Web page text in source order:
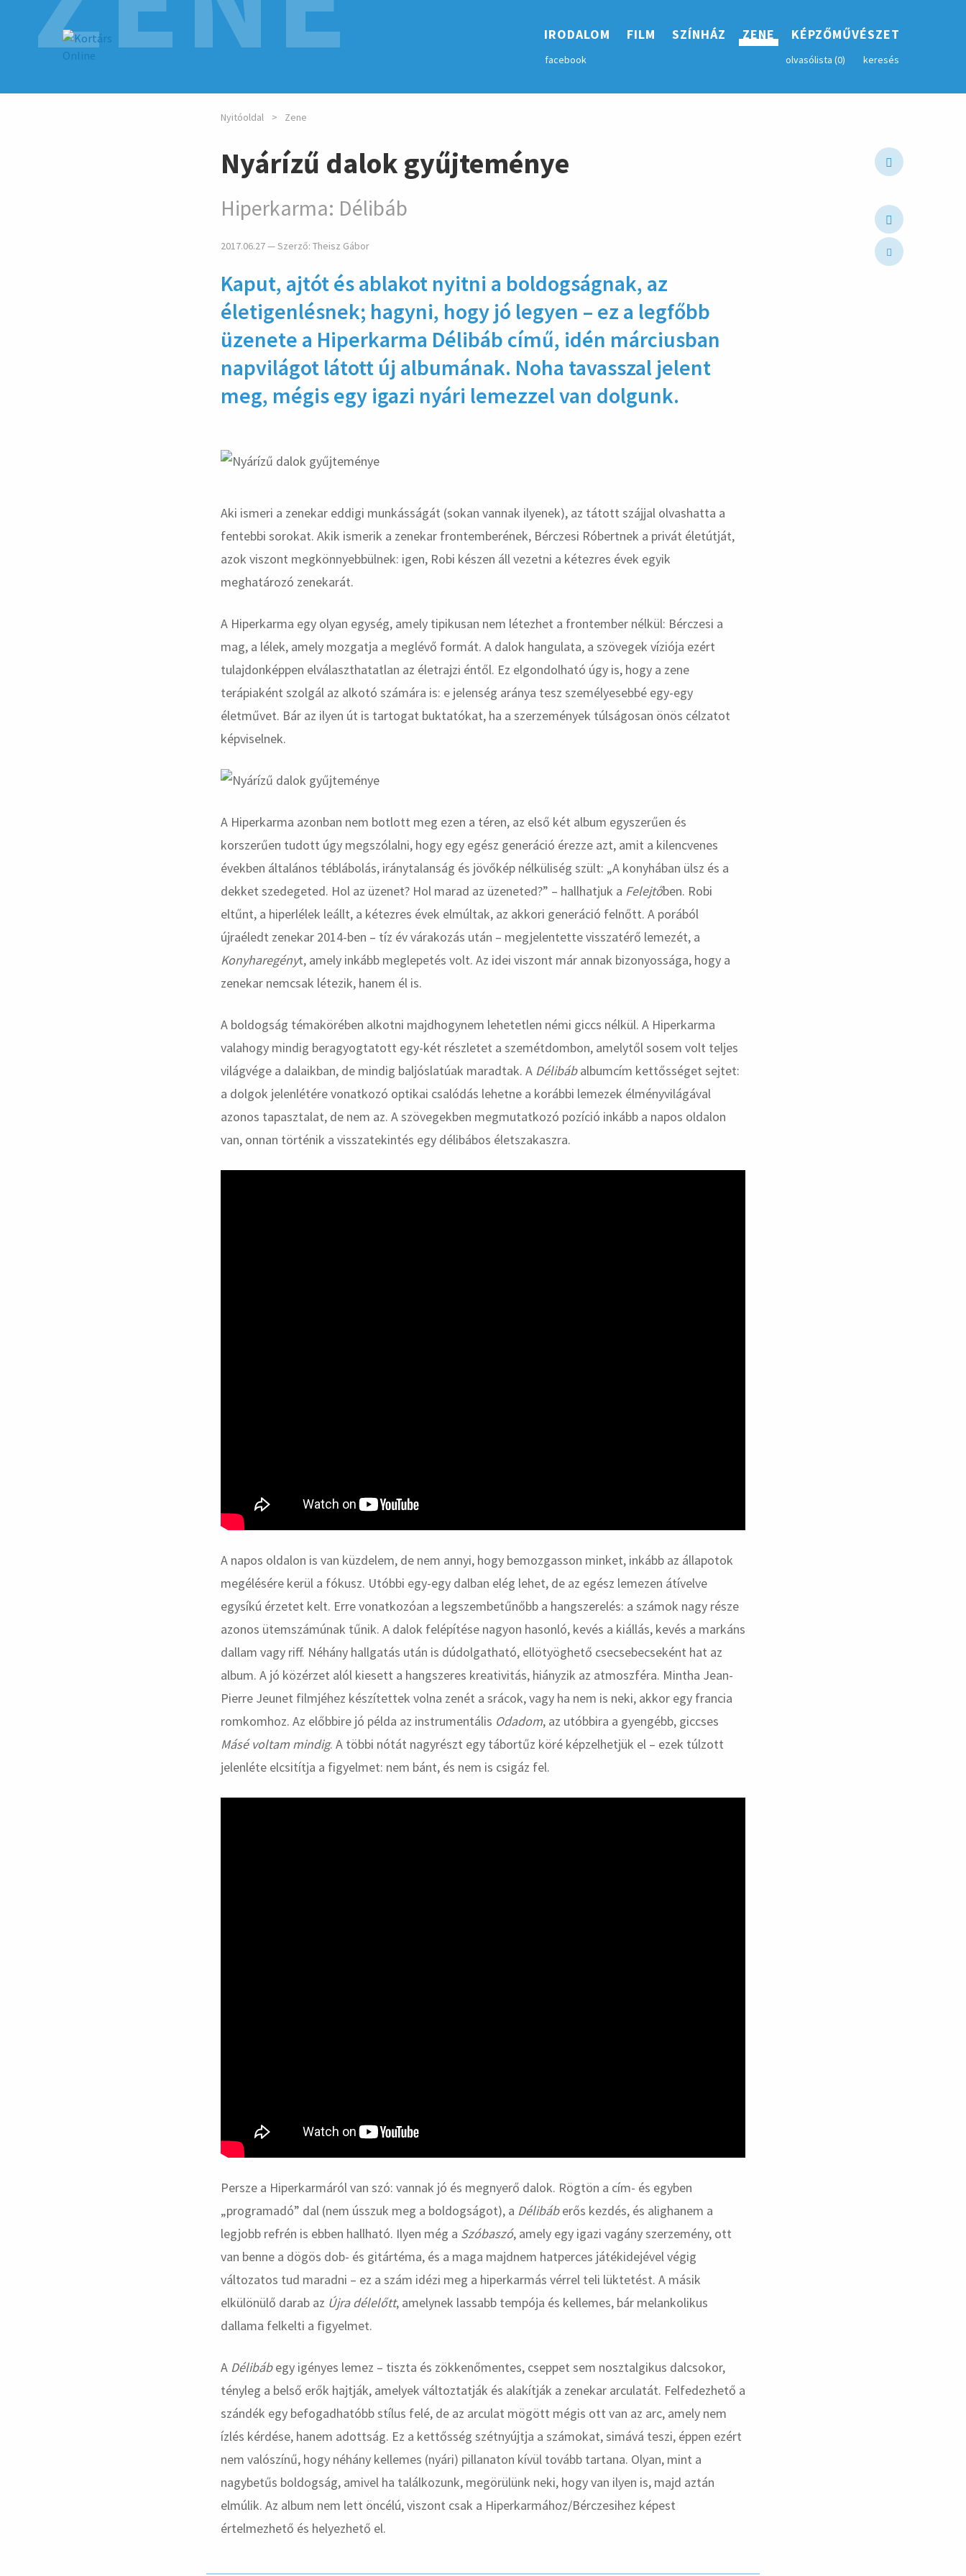
IRODALOM FILM SZÍNHÁZ ZENE KÉPZŐMŰVÉSZET
facebook olvasólista (0) keresés
Nyitóoldal Zene
Nyárízű dalok gyűjteménye
Hiperkarma: Délibáb
2017.06.27 — Szerző: Theisz Gábor
Kaput, ajtót és ablakot nyitni a boldogságnak, az
életigenlésnek; hagyni, hogy jó legyen – ez a legfőbb
üzenete a Hiperkarma Délibáb című, idén márciusban
napvilágot látott új albumának. Noha tavasszal jelent
meg, mégis egy igazi nyári lemezzel van dolgunk.
Aki ismeri a zenekar eddigi munkásságát (sokan vannak ilyenek), az tátott szájjal olvashatta a
fentebbi sorokat. Akik ismerik a zenekar frontemberének, Bérczesi Róbertnek a privát életútját,
azok viszont megkönnyebbülnek: igen, Robi készen áll vezetni a kétezres évek egyik
meghatározó zenekarát.
A Hiperkarma egy olyan egység, amely tipikusan nem létezhet a frontember nélkül: Bérczesi a
mag, a lélek, amely mozgatja a meglévő formát. A dalok hangulata, a szövegek víziója ezért
tulajdonképpen elválaszthatatlan az életrajzi éntől. Ez elgondolható úgy is, hogy a zene
terápiaként szolgál az alkotó számára is: e jelenség aránya tesz személyesebbé egy-egy
életművet. Bár az ilyen út is tartogat buktatókat, ha a szerzemények túlságosan önös célzatot
képviselnek.
A Hiperkarma azonban nem botlott meg ezen a téren, az első két album egyszerűen és
korszerűen tudott úgy megszólalni, hogy egy egész generáció érezze azt, amit a kilencvenes
években általános téblábolás, iránytalanság és jövőkép nélküliség szült: „A konyhában ülsz és a
dekket szedegeted. Hol az üzenet? Hol marad az üzeneted?” – hallhatjuk a Felejtőben. Robi
eltűnt, a hiperlélek leállt, a kétezres évek elmúltak, az akkori generáció felnőtt. A porából
újraéledt zenekar 2014-ben – tíz év várakozás után – megjelentette visszatérő lemezét, a
Konyharegényt, amely inkább meglepetés volt. Az idei viszont már annak bizonyossága, hogy a
zenekar nemcsak létezik, hanem él is.
A boldogság témakörében alkotni majdhogynem lehetetlen némi giccs nélkül. A Hiperkarma
valahogy mindig beragyogtatott egy-két részletet a szemétdombon, amelytől sosem volt teljes
világvége a dalaikban, de mindig baljóslatúak maradtak. A Délibábalbumcím kettősséget sejtet:
a dolgok jelenlétére vonatkozó optikai csalódás lehetne a korábbi lemezek élményvilágával
azonos tapasztalat, de nem az. A szövegekben megmutatkozó pozíció inkább a napos oldalon
van, onnan történik a visszatekintés egy délibábos életszakaszra.
A napos oldalon is van küzdelem, de nem annyi, hogy bemozgasson minket, inkább az állapotok
megélésére kerül a fókusz. Utóbbi egy-egy dalban elég lehet, de az egész lemezen átívelve
egysíkú érzetet kelt. Erre vonatkozóan a legszembetűnőbb a hangszerelés: a számok nagy része
azonos ütemszámúnak tűnik. A dalok felépítése nagyon hasonló, kevés a kiállás, kevés a markáns
dallam vagy riff. Néhány hallgatás után is dúdolgatható, ellötyöghető csecsebecseként hat az
album. A jó közérzet alól kiesett a hangszeres kreativitás, hiányzik az atmoszféra. Mintha Jean-
Pierre Jeunet filmjéhez készítettek volna zenét a srácok, vagy ha nem is neki, akkor egy francia
romkomhoz. Az előbbire jó példa az instrumentális Odadom, az utóbbira a gyengébb, giccses
Másé voltam mindig. A többi nótát nagyrészt egy tábortűz köré képzelhetjük el – ezek túlzott
jelenléte elcsitítja a figyelmet: nem bánt, és nem is csigáz fel.
Persze a Hiperkarmáról van szó: vannak jó és megnyerő dalok. Rögtön a cím- és egyben
„programadó” dal (nem ússzuk meg a boldogságot), a Délibáberős kezdés, és alighanem a
legjobb refrén is ebben hallható. Ilyen még a Szóbaszó, amely egy igazi vagány szerzemény, ott
van benne a dögös dob- és gitártéma, és a maga majdnem hatperces játékidejével végig
változatos tud maradni – ez a szám idézi meg a hiperkarmás vérrel teli lüktetést. A másik
elkülönülő darab az Újra délelőtt, amelynek lassabb tempója és kellemes, bár melankolikus
dallama felkelti a figyelmet.
A Délibábegy igényes lemez – tiszta és zökkenőmentes, cseppet sem nosztalgikus dalcsokor,
tényleg a belső erők hajtják, amelyek változtatják és alakítják a zenekar arculatát. Felfedezhető a
szándék egy befogadhatóbb stílus felé, de az arculat mögött mégis ott van az arc, amely nem
ízlés kérdése, hanem adottság. Ez a kettősség szétnyújtja a számokat, simává teszi, éppen ezért
nem valószínű, hogy néhány kellemes (nyári) pillanaton kívül tovább tartana. Olyan, mint a
nagybetűs boldogság, amivel ha találkozunk, megörülünk neki, hogy van ilyen is, majd aztán
elmúlik. Az album nem lett öncélú, viszont csak a Hiperkarmához/Bérczesihez képest
értelmezhető és helyezhető el.